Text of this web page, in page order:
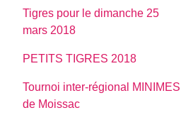
Tigres pour le dimanche 25
mars 2018
PETITS TIGRES 2018
Tournoi inter-régional MINIMES
de Moissac